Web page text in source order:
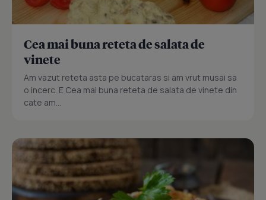
Cea mai buna reteta de salata de
vinete
Am vazut reteta asta pe bucataras si am vrut musai sa
o incerc. E Cea mai buna reteta de salata de vinete din
cate am...